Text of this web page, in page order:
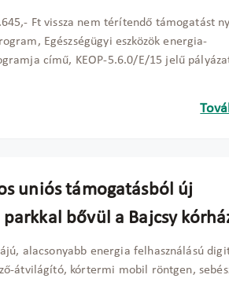
Ft vissza nem térítendő támogatást
Egészségügyi eszközök energia-
című, KEOP-5.6.0/E/15 jelű
uniós támogatásból új
bővül a Bajcsy
alacsonyabb energia felhasználású
átvilágító, kórtermi mobil röntgen,